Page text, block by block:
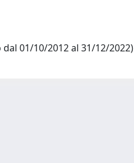
01/10/2012 al 31/12/2022)